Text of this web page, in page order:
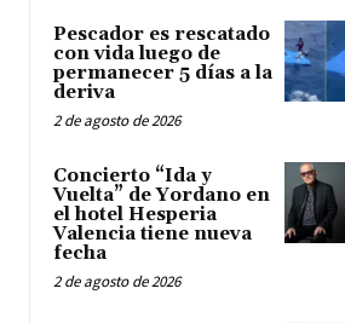
Pescador es rescatado
con vida luego de
permanecer 5 días a la
deriva
2 de agosto de 2026
Concierto “Ida y
Vuelta” de Yordano en
el hotel Hesperia
Valencia tiene nueva
fecha
2 de agosto de 2026